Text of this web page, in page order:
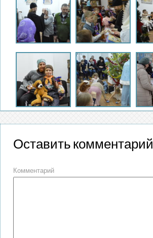
Оставить комментарий
Комментарий